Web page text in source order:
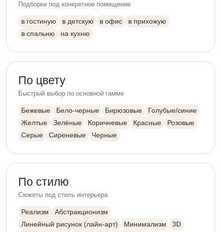
Подборки под конкретное помещение
в гостиную в детскую в офис
в прихожую
в спальню
на кухню
По цвету
Быстрый выбор по основной гамме
Бежевые Бело-черные Бирюзовые
Голубые/синие
Желтые
Зелёные Коричневые Красные
Розовые
Серые
Сиреневые Черные
По стилю
Сюжеты под стиль интерьера
Реализм
Абстракционизм
Линейный рисунок (лайн-арт)
Минимализм
3D